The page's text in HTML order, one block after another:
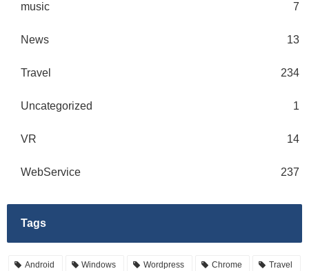
music 7
News 13
Travel 234
Uncategorized 1
VR 14
WebService 237
Tags
Android Windows Wordpress Chrome Travel